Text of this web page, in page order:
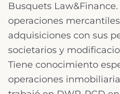
Busquets Law&Finance.
operaciones
adquisiciones con sus
societarios y
Tiene conocimiento
operaciones